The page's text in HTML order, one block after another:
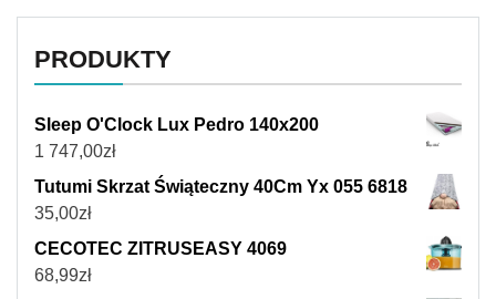
PRODUKTY
Sleep O'Clock Lux Pedro 140x200
1 747,00zł
Tutumi Skrzat Świąteczny 40Cm Yx 055 6818
35,00zł
CECOTEC ZITRUSEASY 4069
68,99zł